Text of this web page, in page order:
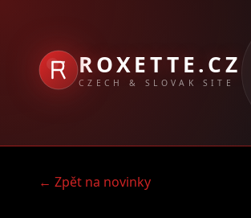
ROXETTE.CZ
CZECH & SLOVAK SITE
← Zpět na novinky